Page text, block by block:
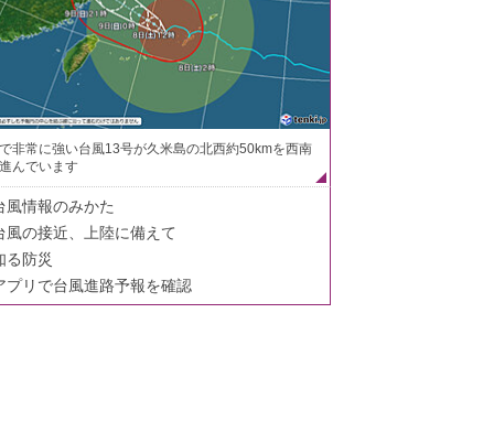
非常に強い台風13号が久米島の北西約50kmを西南
んでいます
風情報のみかた
風の接近、上陸に備えて
る防災
プリで台風進路予報を確認